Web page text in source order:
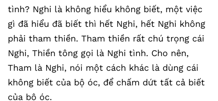
tình? Nghi là không hiểu không biết, một việc
gì đã hiểu đã biết thì hết Nghi, hết Nghi không
phải tham thiền. Tham thiền rất chú trọng cái
Nghi, Thiền tông gọi là Nghi tình. Cho nên,
Tham là Nghi, nói một cách khác là dùng cái
không biết của bộ óc, để chấm dứt tất cả biết
của bộ óc.